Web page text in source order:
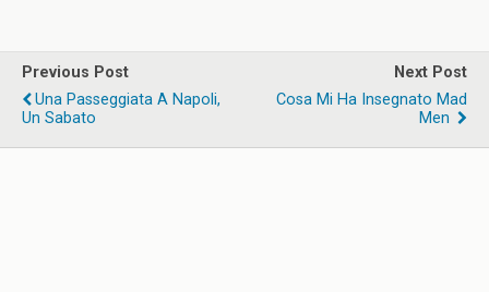
Previous Post
Una Passeggiata A Napoli,
Un Sabato
Next Post
Cosa Mi Ha Insegnato Mad
Men